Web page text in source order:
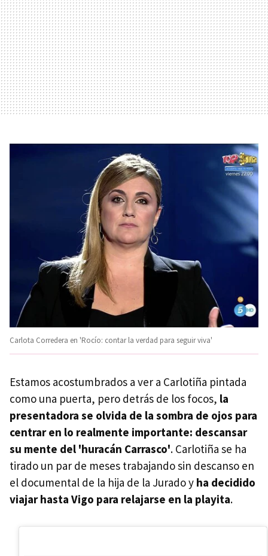
Carlota Corredera en 'Rocío: contar la verdad para seguir viva'
Estamos acostumbrados a ver a Carlotiña pintada
como una puerta, pero detrás de los focos, la
presentadora se olvida de la sombra de ojos para
centrar en lo realmente importante: descansar
su mente del 'huracán Carrasco'. Carlotiña se ha
tirado un par de meses trabajando sin descanso en
el documental de la hija de la Jurado y ha decidido
viajar hasta Vigo para relajarse en la playita.